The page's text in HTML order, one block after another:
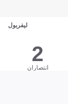
ليفربول
2
انتصاران